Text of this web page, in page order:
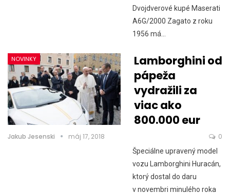
Dvojdverové kupé Maserati
A6G/2000 Zagato z roku
1956 má…
NOVINKY
Lamborghini od
pápeža
vydražili za
viac ako
800.000 eur
Jakub Jesenski máj 17, 2018 0
Špeciálne upravený model
vozu Lamborghini Huracán,
ktorý dostal do daru
v novembri minulého roka